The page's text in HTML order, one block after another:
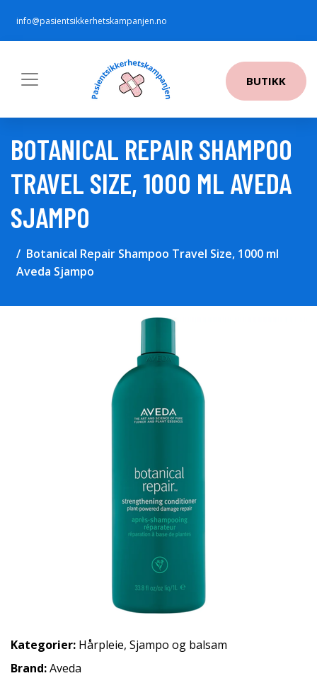
info@pasientsikkerhetskampanjen.no
BUTIKK
BOTANICAL REPAIR SHAMPOO
TRAVEL SIZE, 1000 ML AVEDA
SJAMPO
Botanical Repair Shampoo Travel Size, 1000 ml
Aveda Sjampo
Kategorier: Hårpleie, Sjampo og balsam
Brand:Aveda